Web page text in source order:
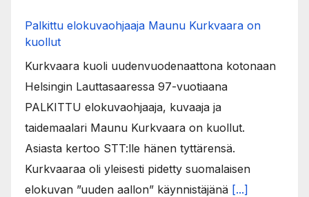
Palkittu elokuvaohjaaja Maunu Kurkvaara on
kuollut
Kurkvaara kuoli uudenvuodenaattona kotonaan
Helsingin Lauttasaaressa 97-vuotiaana
PALKITTU elokuvaohjaaja, kuvaaja ja
taidemaalari Maunu Kurkvaara on kuollut.
Asiasta kertoo STT:lle hänen tyttärensä.
Kurkvaaraa oli yleisesti pidetty suomalaisen
elokuvan ”uuden aallon” käynnistäjänä [...]